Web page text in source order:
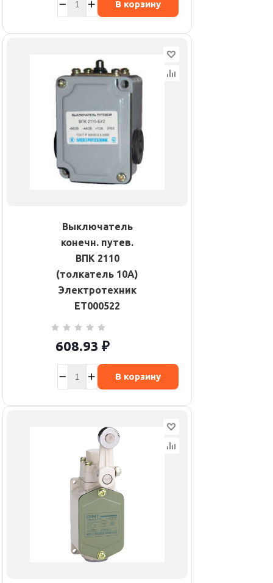
В корзину
Выключатель
конечн. путев.
ВПК 2110
(толкатель 10A)
Электротехник
ET000522
608.93 ₽
В корзину